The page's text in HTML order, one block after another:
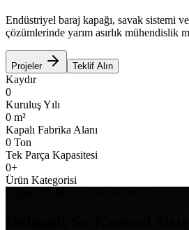
Endüstriyel baraj kapağı, savak sistemi
çözümlerinde yarım asırlık mühendislik
Projeler Teklif Alın
Kaydır
0
Kuruluş Yılı
0 m²
Kapalı Fabrika Alanı
0 Ton
Tek Parça Kapasitesi
0+
Ürün Kategorisi